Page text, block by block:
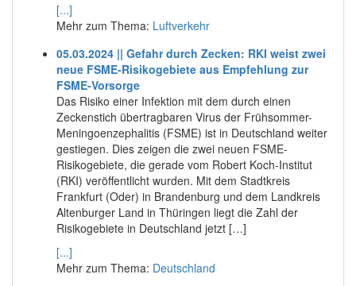
[...]
Mehr zum Thema: Luftverkehr
05.03.2024 || Gefahr durch Zecken: RKI weist zwei
neue FSME-Risikogebiete aus Empfehlung zur
FSME-Vorsorge
Das Risiko einer Infektion mit dem durch einen
Zeckenstich übertragbaren Virus der Frühsommer-
Meningoenzephalitis (FSME) ist in Deutschland weiter
gestiegen. Dies zeigen die zwei neuen FSME-
Risikogebiete, die gerade vom Robert Koch-Institut
(RKI) veröffentlicht wurden. Mit dem Stadtkreis
Frankfurt (Oder) in Brandenburg und dem Landkreis
Altenburger Land in Thüringen liegt die Zahl der
Risikogebiete in Deutschland jetzt […]
[...]
Mehr zum Thema: Deutschland